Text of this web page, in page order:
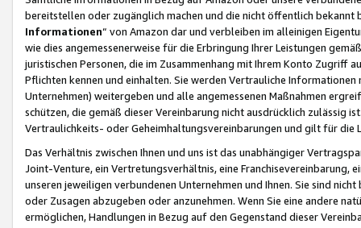
bereitstellen oder zugänglich machen und die nicht öffentlich
Informationen“ von Amazon dar und verbleiben im alleinigen
wie dies angemessenerweise für die Erbringung Ihrer Leistungen
juristischen Personen, die im Zusammenhang mit Ihrem Konto
Pflichten kennen und einhalten. Sie werden Vertrauliche
Unternehmen) weitergeben und alle angemessenen Maßnahmen
schützen, die gemäß dieser Vereinbarung nicht ausdrücklich zulässig
Vertraulichkeits- oder Geheimhaltungsvereinbarungen und gilt für die
Das Verhältnis zwischen Ihnen und uns ist das unabhängiger
Joint-Venture, ein Vertretungsverhältnis, eine Franchisevereinbarung,
unseren jeweiligen verbundenen Unternehmen und Ihnen. Sie sind
oder Zusagen abzugeben oder anzunehmen. Wenn Sie eine andere
ermöglichen, Handlungen in Bezug auf den Gegenstand dieser